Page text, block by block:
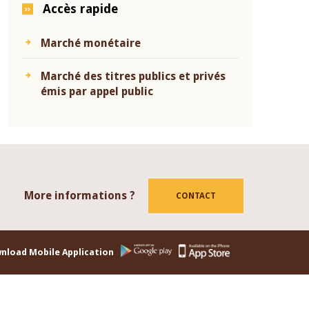
Accès rapide
Marché monétaire
Marché des titres publics et privés
émis par appel public
More informations ? CONTACT
Mobile Application